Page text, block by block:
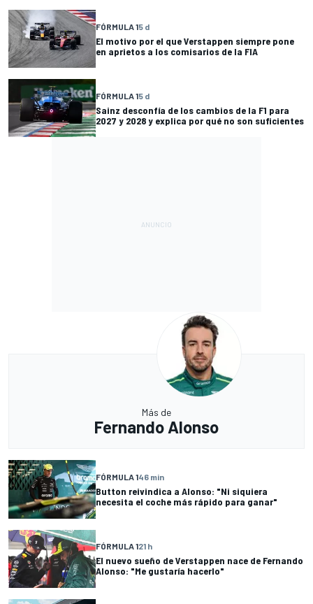
FÓRMULA 15 d
El motivo por el que Verstappen siempre pone
en aprietos a los comisarios de la FIA
FÓRMULA 15 d
Sainz desconfía de los cambios de la F1 para
2027 y 2028 y explica por qué no son suficientes
Más de
Fernando Alonso
FÓRMULA 146 min
Button reivindica a Alonso: "Ni siquiera
necesita el coche más rápido para ganar"
FÓRMULA 121 h
El nuevo sueño de Verstappen nace de Fernando
Alonso: "Me gustaría hacerlo"